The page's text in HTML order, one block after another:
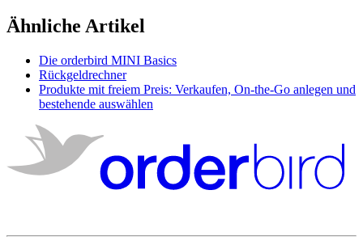
Ähnliche Artikel
Die orderbird MINI Basics
Rückgeldrechner
Produkte mit freiem Preis: Verkaufen, On-the-Go anlegen und
bestehende auswählen